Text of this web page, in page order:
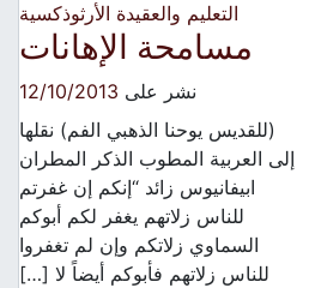
التعليم والعقيدة الأرثوذكسية
مسامحة الإهانات
نشر على12/10/2013
(للقديس يوحنا الذهبي الفم) نقلها
إلى العربية المطوب الذكر المطران
ابيفانيوس زائد “إنكم إن غفرتم
للناس زلاتهم يغفر لكم أبوكم
السماوي زلاتكم وإن لم تغفروا
للناس زلاتهم فأبوكم أيضاً لا […]